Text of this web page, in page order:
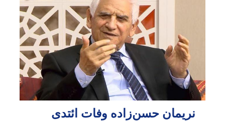
نریمان حسن‌زاده وفات ائتدی